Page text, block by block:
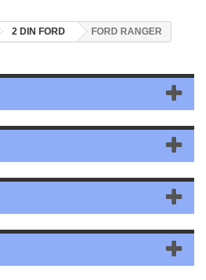
2 DIN FORD FORD RANGER